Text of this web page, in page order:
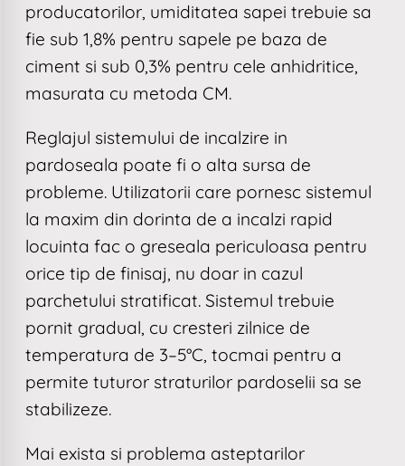
producatorilor, umiditatea sapei trebuie sa
fie sub 1,8% pentru sapele pe baza de
ciment si sub 0,3% pentru cele anhidritice,
masurata cu metoda CM.
Reglajul sistemului de incalzire in
pardoseala poate fi o alta sursa de
probleme. Utilizatorii care pornesc sistemul
la maxim din dorinta de a incalzi rapid
locuinta fac o greseala periculoasa pentru
orice tip de finisaj, nu doar in cazul
parchetului stratificat. Sistemul trebuie
pornit gradual, cu cresteri zilnice de
temperatura de 3–5°C, tocmai pentru a
permite tuturor straturilor pardoselii sa se
stabilizeze.
Mai exista si problema asteptarilor